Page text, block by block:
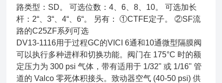
路类型：SD。 可选位数：4、6、8、10。 可选加长
杆：2“、3“、4“、6“。 另有： ①CTFE定子。 ②SF流
路的C25ZF系列可选
DV13-1116用于过程GC的VICI 6通和10通微型隔膜阀
可以执行多种进样和切换功能。阀门在 175°C 时的额
定压力为 300 psi 气体，带有适用于 1/32" 或 1/16" 管
道的 Valco 零死体积接头。致动器空气 (40-50 psi) 供